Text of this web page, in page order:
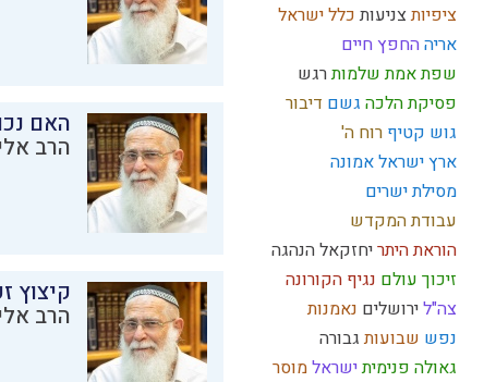
ציפיותצניעותכלל ישראל
אריה החפץ חיים
שפת אמתשלמותרגש
פסיקת הלכה גשם דיבור
גוש קטיף רוח ה'
ארץ ישראלאמונה
מסילת ישרים
עבודת המקדש
הוראת היתריחזקאלהנהגה
זיכוך עולם נגיף הקורונה
צה"לירושלים נאמנות
נפש שבועותגבורה
גאולה פנימיתישראלמוסר
האם
הרב
קיצוץ
הרב